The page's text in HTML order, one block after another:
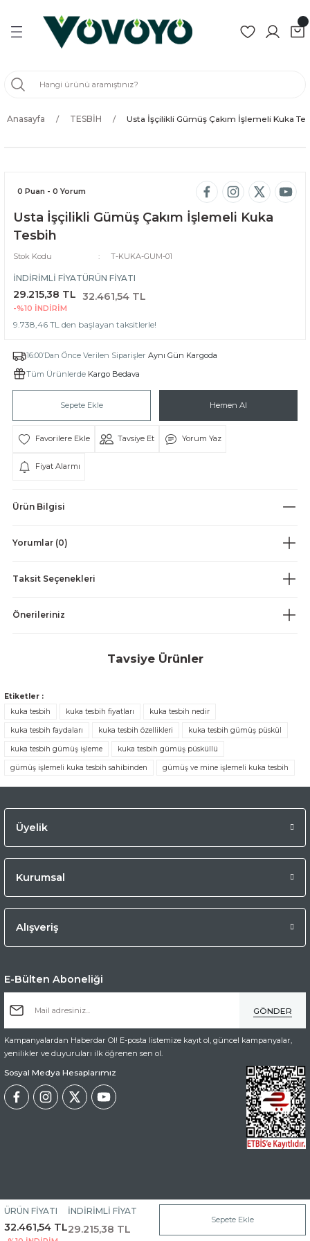
Geri Dön
Geri Dön
Geri Dön
Geri Dön
Anasayfa TESBİH Usta İşçilikli Gümüş Çakım İşlemeli Kuka
0 Puan - 0 Yorum
Usta İşçilikli Gümüş Çakım İşlemeli Kuka
Tesbih
Stok Kodu T-KUKA-GUM-01
İNDİRİMLİ FİYAT
29.215,38 TL
-%10 İNDİRİM
ÜRÜN FİYATI
32.461,54 TL
9.738,46 TL den başlayan taksitlerle!
16:00’Dan Önce Verilen Siparişler Aynı Gün Kargoda
Tüm Ürünlerde Kargo Bedava
Sepete Ekle Hemen Al
Tavsiye Et Yorum Yaz
Fiyat Alarmı
Ürün Bilgisi
Yorumlar (0)
Taksit Seçenekleri
Önerileriniz
Tavsiye Ürünler
Yeni
7.709,62 TL
8.115,38 TL
Yeni
8.521,15 TL
9.467,95 TL
Yeni %10
Muhammed Barış Usta Gümüş Çakım Kuka Tesbih
24.346,15 TL
27.051,28 TL
12.173,08 TL
13.525,64 TL
Etiketler :
kuka tesbih
kuka tesbih fiyatları kuka tesbih nedir
kuka tesbih faydaları kuka tesbih özellikleri kuka tesbih gümüş püskül
kuka tesbih gümüş işleme kuka tesbih gümüş püsküllü
gümüş işlemeli kuka tesbih sahibinden gümüş ve mine işlemeli kuka tesbih
ÜRÜN FİYATI
32.461,54 TL
İNDİRİMLİ FİYAT
29.215,38 TL
Sepete Ekle
Üyelik
Kurumsal
Alışveriş
E-Bülten Aboneliği
GÖNDER
Kampanyalardan Haberdar Ol! E-posta listemize kayıt ol, güncel kampanyalar,
yenilikler ve duyuruları ilk öğrenen sen ol.
Sosyal Medya Hesaplarımız
Copyright© Kredi kartı bilgileriniz 256bit SSL sertifikası ile korunmaktadır.